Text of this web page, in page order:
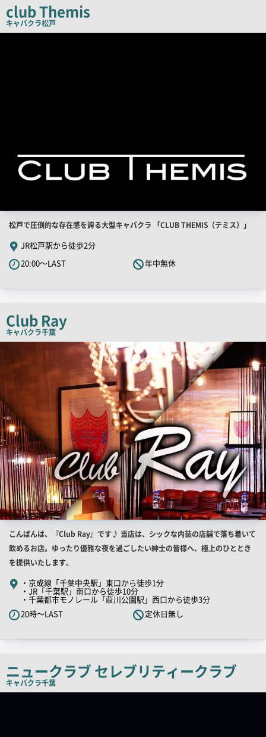
ー
club Themis
キャバクラ松戸
店
舗
PR
キ
コ
ピ
松戸で圧倒的な存在感を誇る大型キャバクラ 「CLUB THEMIS（テミス）」
JR松戸駅から徒歩2分
20:00～LAST
年中無休
Club Ray
キャバクラ千葉
店
店
舗
PR
キ
ャ
チ
こんばんは、『Club Ray』です♪ 当店は、シックな内装の店舗で落ち着いて
飲めるお店。ゆったり優雅な夜を過ごしたい紳士の皆様へ、極上のひととき
を提供いたします。
・京成線「千葉中央駅」東口から徒歩1分
・JR「千葉駅」南口から徒歩10分
・千葉都市モノレール「葭川公園駅」西口から徒歩3分
20時～LAST
定休日無し
ニュークラブ セレブリティークラブ
キャバクラ千葉
店